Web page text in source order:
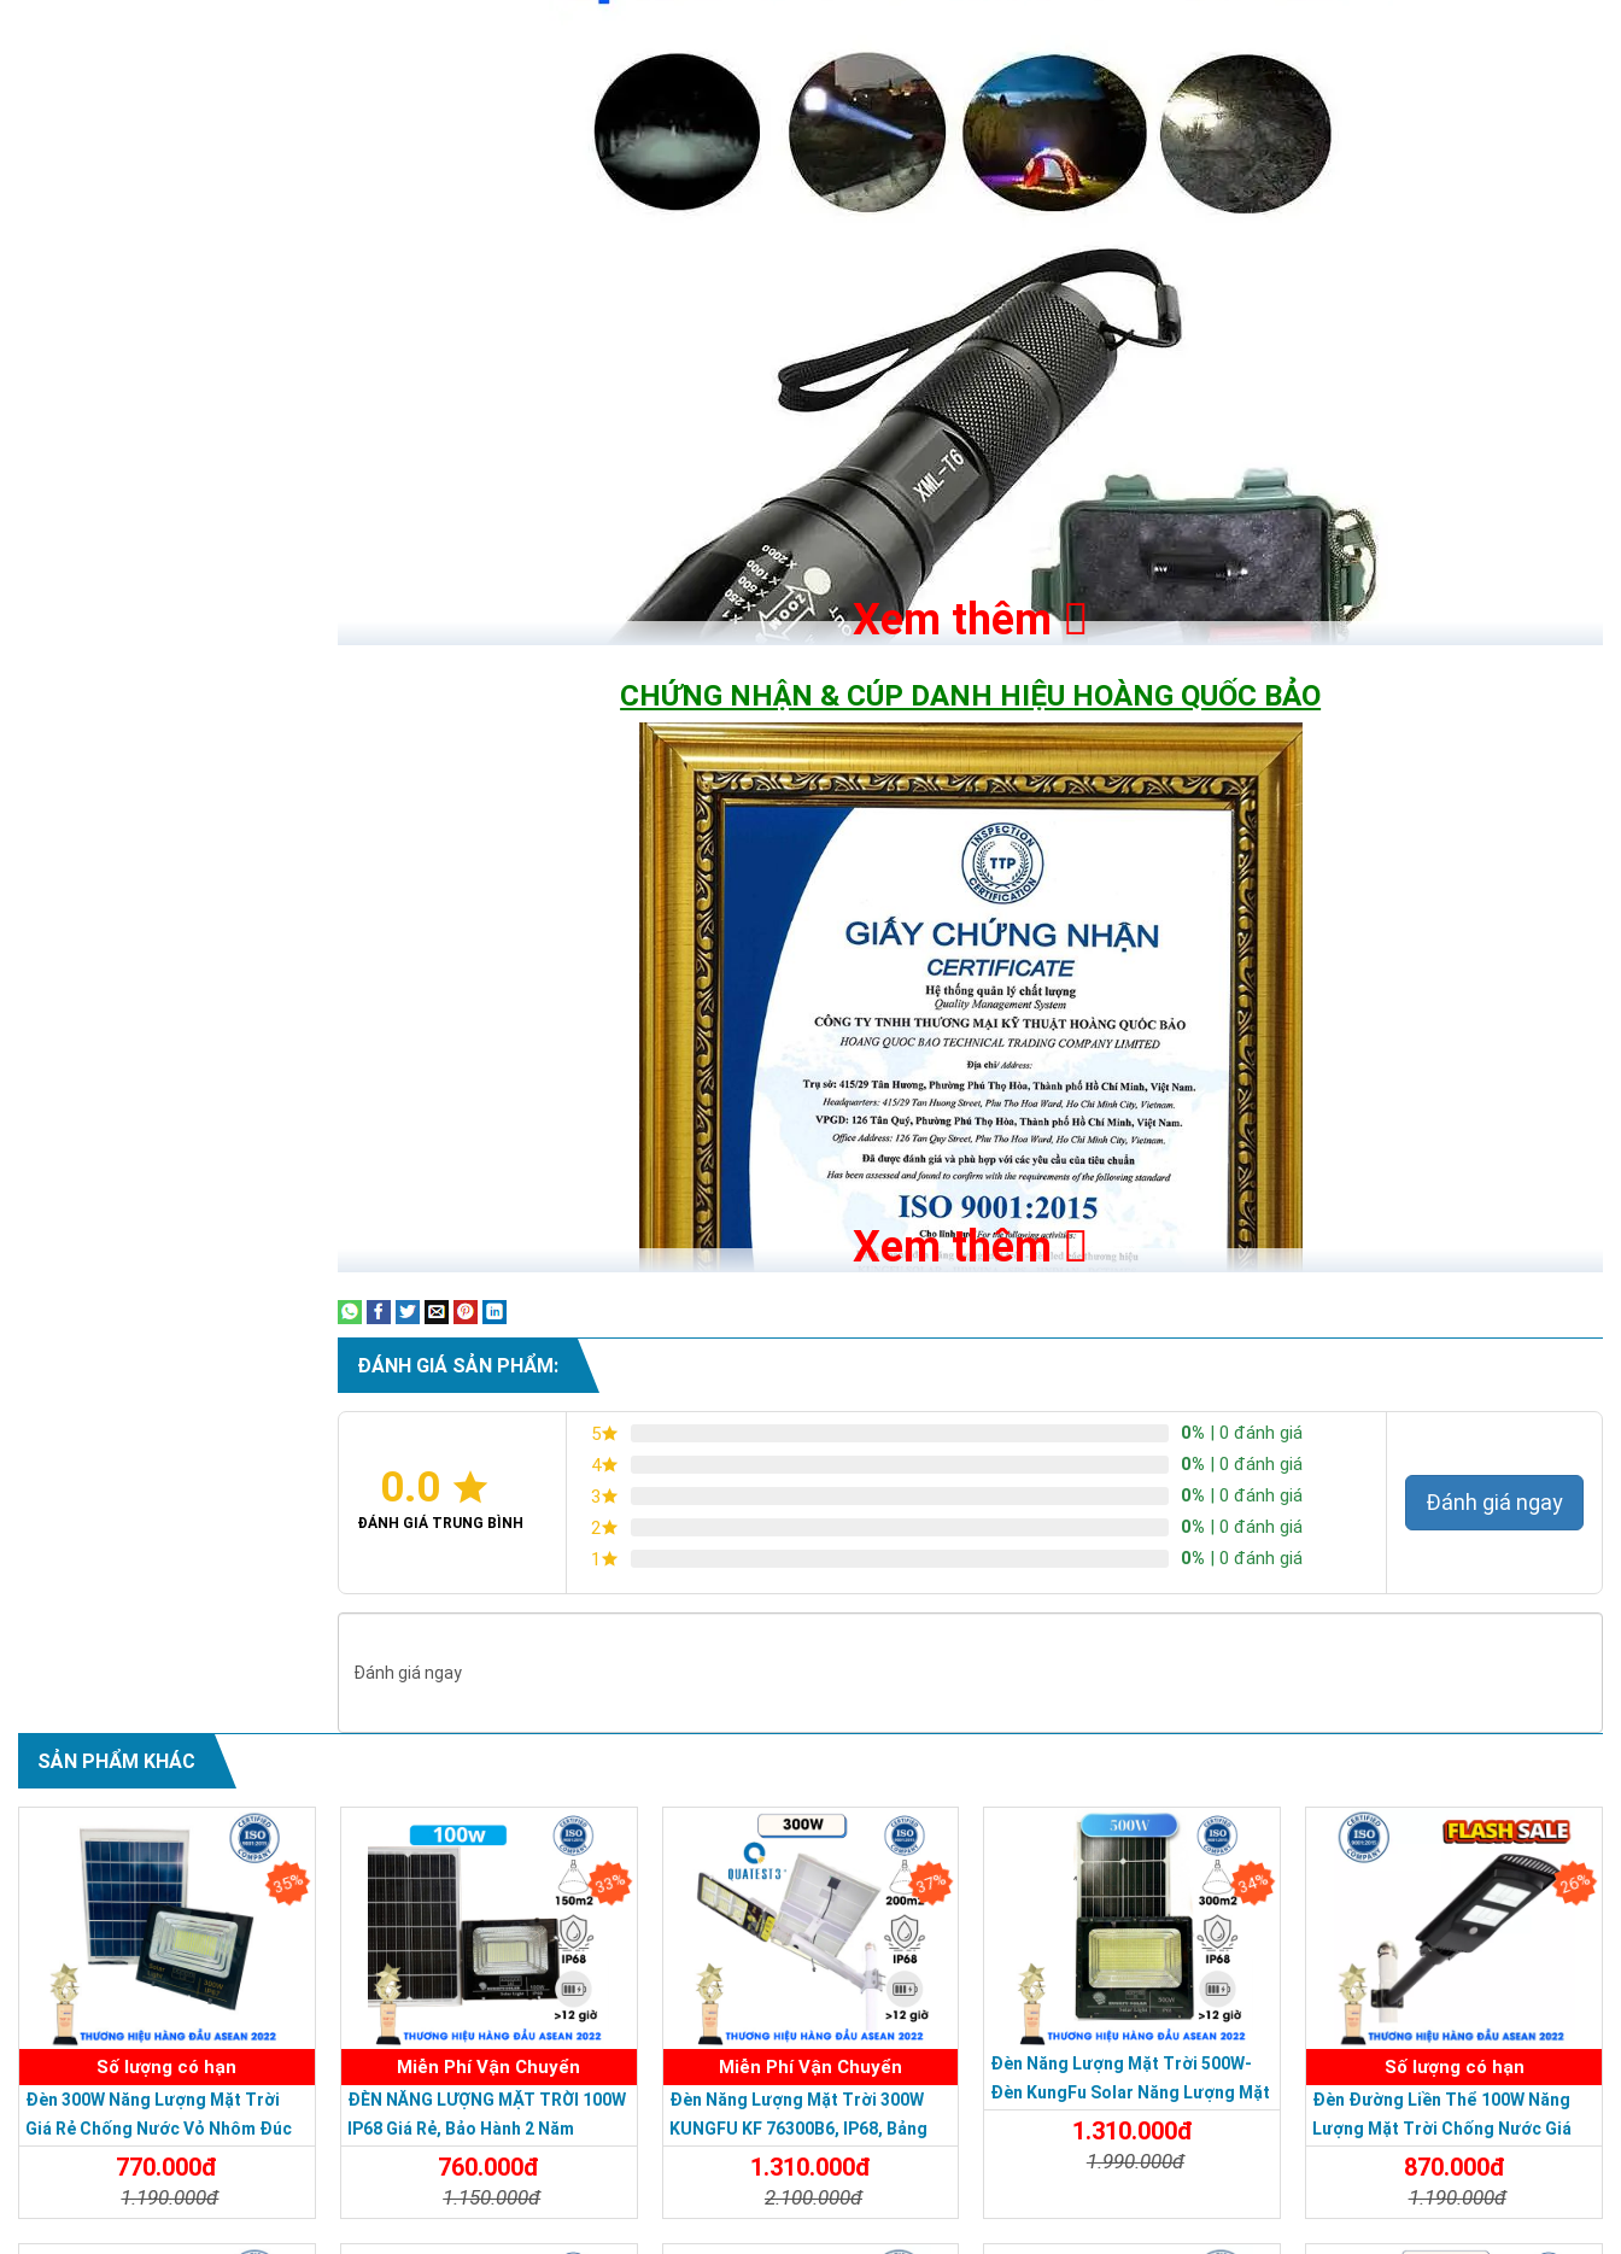
Xem thêm
CHỨNG NHẬN & CÚP DANH HIỆU HOÀNG QUỐC BẢO
Xem thêm
ĐÁNH GIÁ SẢN PHẨM:
0.0
ĐÁNH GIÁ TRUNG BÌNH
5 0% | 0 đánh giá
4
0% | 0 đánh giá
3
0% | 0 đánh giá
2
0% | 0 đánh giá
1
0% | 0 đánh giá
Đánh giá ngay
Đánh giá ngay
SẢN PHẨM KHÁC
35%
Số lượng có hạn
Đèn 300W Năng Lượng Mặt Trời
Giá Rẻ Chống Nước Vỏ Nhôm Đúc
770.000đ
1.190.000đ
33%
Miễn Phí Vận Chuyển
ĐÈN NĂNG LƯỢNG MẶT TRỜI 100W
IP68 Giá Rẻ, Bảo Hành 2 Năm
760.000đ
1.150.000đ
37%
Miễn Phí Vận Chuyển
Đèn Năng Lượng Mặt Trời 300W
KUNGFU KF 76300B6, IP68, Bảng
1.310.000đ
2.100.000đ
34%
Đèn Năng Lượng Mặt Trời 500W-
Đèn KungFu Solar Năng Lượng Mặt
Trời 500W,IP 67 Loại Lớn
1.310.000đ
1.990.000đ
26%
Số lượng có hạn
Đèn Đường Liền Thể 100W Năng
Lượng Mặt Trời Chống Nước Giá
870.000đ
1.190.000đ